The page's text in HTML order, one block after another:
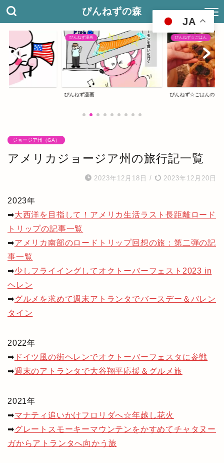
ぴんねずの森
ぴんねず☆ごはん
ぴんねず☆ごはんのレシピ集
アメリカ合衆国
ぴんねずの旅のしおり
ジョージア州（GA）
アメリカジョージア州の旅行記一覧
2023年12月18日 / 2023年12月20日
2023年
➡大西洋を目指して！アメリカ生活ラスト長距離ロード
トリップの記事一覧
➡アメリカ南部のロードトリップ回想の旅：第二弾の記
事一覧
➡少しフライイングしてオクトーバーフェスト2023 in
ヘレン
➡グルメを求めて週末アトランタでバースデー＆バレン
タイン
2022年
➡ ドイツ風の街ヘレンでオクトーバーフェスタに参戦
➡週末のアトランタで大谷翔平応援＆グルメ旅
2021年
➡マナティ追いかけフロリダへ☆年越し花火
➡グレートスモーキーマウンテンをかすめてチャタヌー
ガからアトランタへ向かう旅
JA